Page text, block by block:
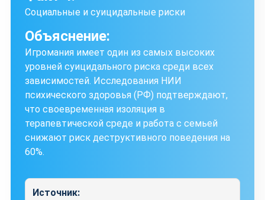
Социальные и суицидальные риски
Объяснение:
Игромания имеет один из самых высоких
уровней суицидального риска среди всех
зависимостей. Исследования НИИ
психического здоровья (РФ) подтверждают,
что своевременная изоляция в
терапевтической среде и работа с семьей
снижают риск деструктивного поведения на
60%.
Источник: